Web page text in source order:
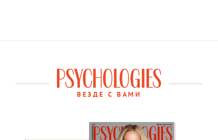
ВЕЗДЕ С ВАМИ